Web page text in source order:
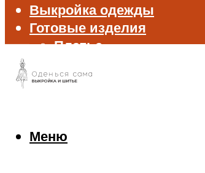
Выкройка одежды
Готовые изделия
Платье
Блуза и рубашка
Джемпер и свитер
Меню